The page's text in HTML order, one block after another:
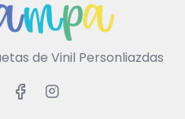
de Vinil Personliazdas